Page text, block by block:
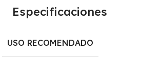
Especificaciones
USO RECOMENDADO